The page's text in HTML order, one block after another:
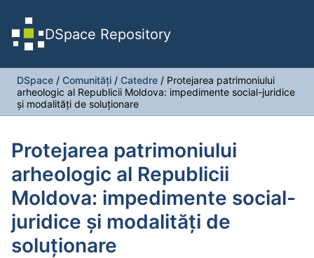
DSpace Repository
DSpace / Comunități / Catedre / Protejarea patrimoniului
arheologic al Republicii Moldova: impedimente social-juridice
şi modalităţi de soluţionare
Protejarea patrimoniului
arheologic al Republicii
Moldova: impedimente social-
juridice şi modalităţi de
soluţionare